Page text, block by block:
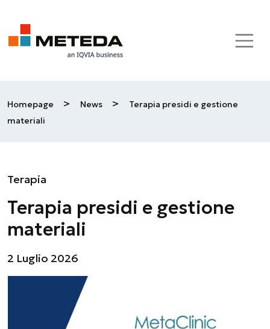
Skip to main content
Homepage > News >
Terapia presidi e gestione
materiali
Terapia
Terapia presidi e gestione
materiali
2 Luglio 2026